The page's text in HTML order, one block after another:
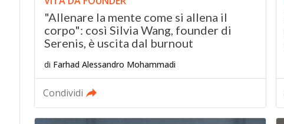
"Allenare la mente come si allena il
corpo": così Silvia Wang, founder di
Serenis, è uscita dal burnout
di Farhad Alessandro Mohammadi
Condividi